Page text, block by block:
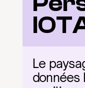
Le
données